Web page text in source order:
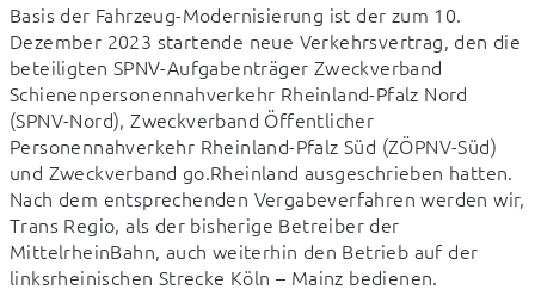
Basis der Fahrzeug-Modernisierung ist der zum 10.
Dezember 2023 startende neue Verkehrsvertrag, den die
beteiligten SPNV-Aufgabenträger Zweckverband
Schienenpersonennahverkehr Rheinland-Pfalz Nord
(SPNV-Nord), Zweckverband Öffentlicher
Personennahverkehr Rheinland-Pfalz Süd (ZÖPNV-Süd)
und Zweckverband go.Rheinland ausgeschrieben hatten.
Nach dem entsprechenden Vergabeverfahren werden wir,
Trans Regio, als der bisherige Betreiber der
MittelrheinBahn, auch weiterhin den Betrieb auf der
linksrheinischen Strecke Köln – Mainz bedienen.